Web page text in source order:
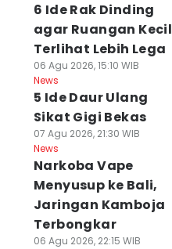
6 Ide Rak Dinding
agar Ruangan Kecil
Terlihat Lebih Lega
06 Agu 2026, 15:10 WIB
News
5 Ide Daur Ulang
Sikat Gigi Bekas
07 Agu 2026, 21:30 WIB
News
Narkoba Vape
Menyusup ke Bali,
Jaringan Kamboja
Terbongkar
06 Agu 2026, 22:15 WIB